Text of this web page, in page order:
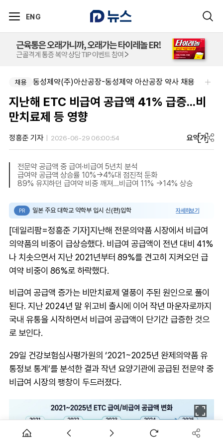
ENG
채용 SK 바이오팜 (주)-[SK바이오팜] 각 부문 신입/경력 구성원 영입
채용 동성제약(주)아산공장-동성제약 아산공장 약사 채용
지난해 ETC 비급여 공급액 41% 급증...비
만치료제 등 영향
정흥준 기자 2026-06-29 06:00:54 요약가
전문약 공급액 중 급여·비급여 5년치 분석
급여약 공급액 상승률 10%→4%대 점진적 둔화
89% 유지하던 급여약 비중 깨져...비급여 11% →14% 상승
PR 일본 주요 대학교 약학부 입시 신(편)입학 자세히보기
[데일리팜=정흥준 기자]지난해 전문의약품 시장에서 비급여
의약품의 비중이 급상승했다. 비급여 공급액이 전년 대비 41%
나 치솟으면서 지난 2021년부터 89%를 견고히 지켜오던 급
여약 비중이 86%로 하락했다.
비급여 공급액 증가는 비만치료제 열풍이 주된 원인으로 풀이
된다. 지난 2024년 말 위고비 출시에 이어 작년 마운자로까지
국내 유통을 시작하면서 비급여 공급액이 단기간 급증한 것으
로 보인다.
29일 건강보험심사평가원의 ‘2021~2025년 완제의약품 유
통정보 통계’를 분석한 결과 작년 요양기관에 공급된 전문약 중
비급여 시장의 팽창이 두드러졌다.